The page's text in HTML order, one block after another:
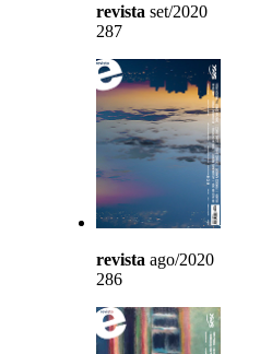
revista set/2020
287
revista ago/2020
286